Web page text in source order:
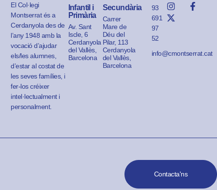
El Col·legi
Montserrat és a
Cerdanyola des de
l’any 1948 amb la
vocació d’ajudar
els/les alumnes,
d’estar al costat de
les seves famílies, i
fer-los créixer
intel·lectualment i
personalment.
Infantil i
Primària
Av. Sant
Iscle, 6
Cerdanyola
del Vallès,
Barcelona
Secundària
Carrer
Mare de
Déu del
Pilar, 113
Cerdanyola
del Vallès,
Barcelona
93
691
97
52
info@cmontserrat.cat
Contacta'ns